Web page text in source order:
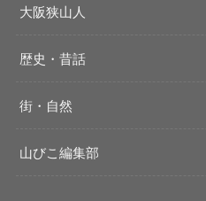
大阪狭山人
歴史・昔話
街・自然
山びこ編集部